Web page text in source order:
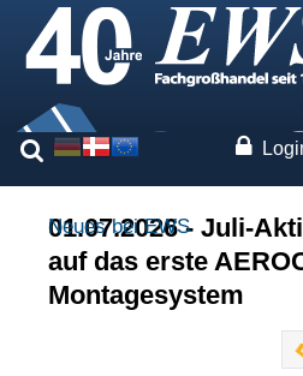
Über uns
Neues bei EWS
01.07.2026 - Juli-
auf das erste
Montagesystem